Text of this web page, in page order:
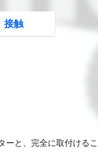
接触
ーと、完全に取付ける